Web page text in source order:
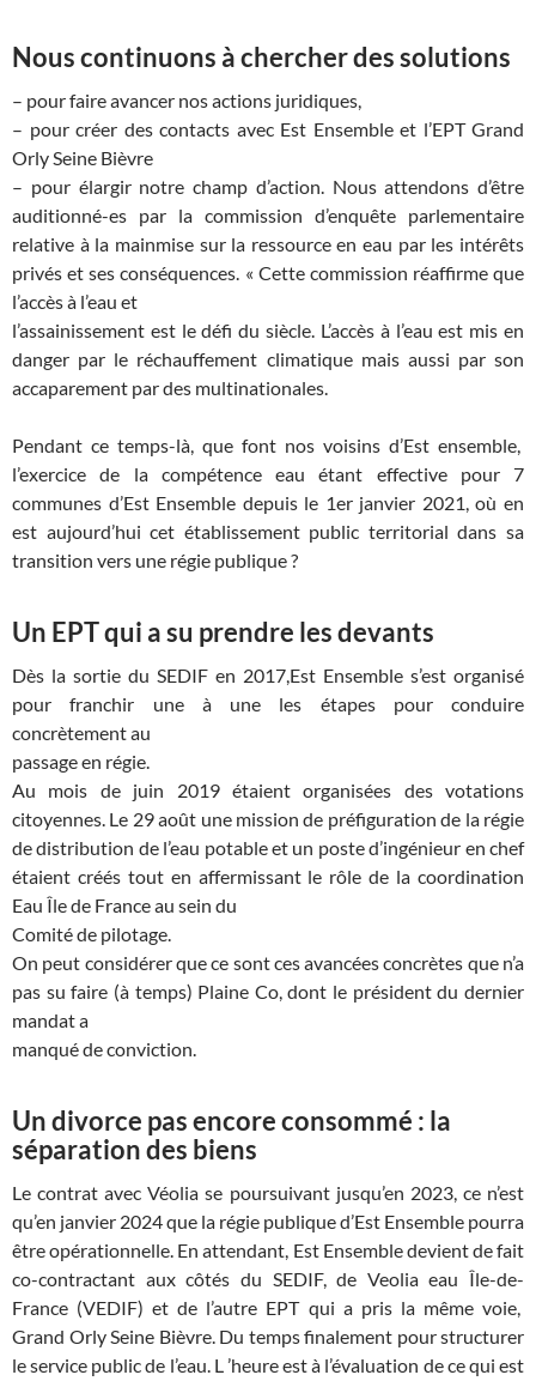
Nous continuons à chercher des solutions
– pour faire avancer nos actions juridiques,
– pour créer des contacts avec Est Ensemble et l’EPT Grand
Orly Seine Bièvre
– pour élargir notre champ d’action. Nous attendons d’être
auditionné-es par la commission d’enquête parlementaire
relative à la mainmise sur la ressource en eau par les intérêts
privés et ses conséquences. « Cette commission réaffirme que
l’accès à l’eau et
l’assainissement est le défi du siècle. L’accès à l’eau est mis en
danger par le réchauffement climatique mais aussi par son
accaparement par des multinationales.
Pendant ce temps-là, que font nos voisins d’Est ensemble,
l’exercice de la compétence eau étant effective pour 7
communes d’Est Ensemble depuis le 1er janvier 2021, où en
est aujourd’hui cet établissement public territorial dans sa
transition vers une régie publique ?
Un EPT qui a su prendre les devants
Dès la sortie du SEDIF en 2017,Est Ensemble s’est organisé
pour franchir une à une les étapes pour conduire
concrètement au
passage en régie.
Au mois de juin 2019 étaient organisées des votations
citoyennes. Le 29 août une mission de préfiguration de la régie
de distribution de l’eau potable et un poste d’ingénieur en chef
étaient créés tout en affermissant le rôle de la coordination
Eau Île de France au sein du
Comité de pilotage.
On peut considérer que ce sont ces avancées concrètes que n’a
pas su faire (à temps) Plaine Co, dont le président du dernier
mandat a
manqué de conviction.
Un divorce pas encore consommé : la
séparation des biens
Le contrat avec Véolia se poursuivant jusqu’en 2023, ce n’est
qu’en janvier 2024 que la régie publique d’Est Ensemble pourra
être opérationnelle. En attendant, Est Ensemble devient de fait
co-contractant aux côtés du SEDIF, de Veolia eau Île-de-
France (VEDIF) et de l’autre EPT qui a pris la même voie,
Grand Orly Seine Bièvre. Du temps finalement pour structurer
le service public de l’eau. L ’heure est à l’évaluation de ce qui est